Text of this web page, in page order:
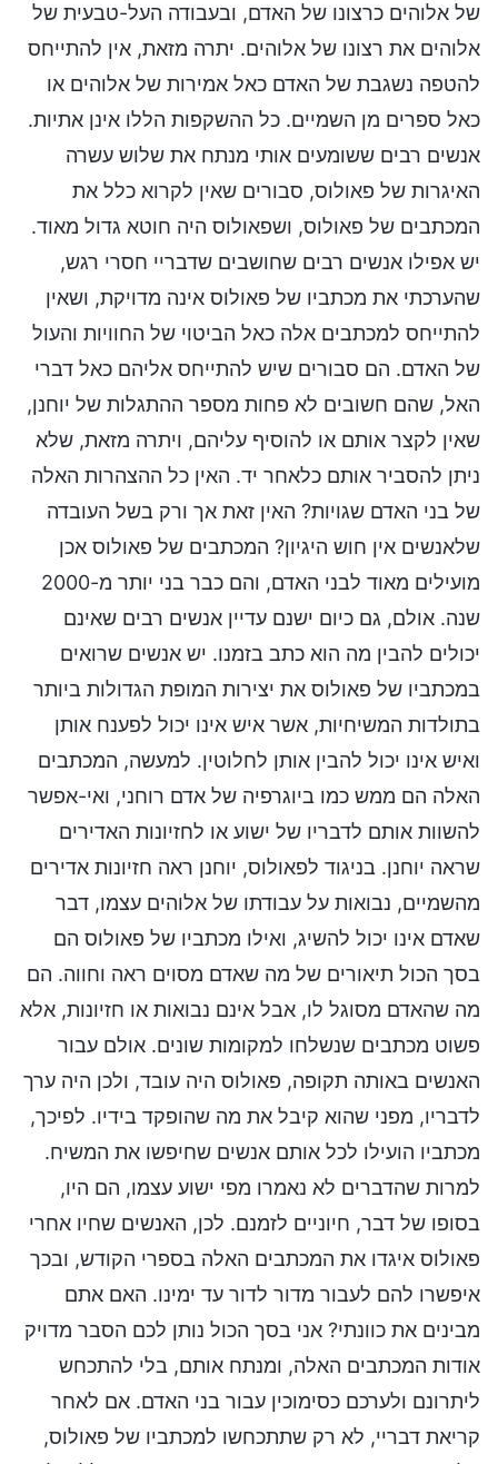
של אלוהים כרצונו של האדם, ובעבודה העל-טבעית של
אלוהים את רצונו של אלוהים. יתרה מזאת, אין להתייחס
להטפה נשגבת של האדם כאל אמירות של אלוהים או
כאל ספרים מן השמיים. כל ההשקפות הללו אינן אתיות.
אנשים רבים ששומעים אותי מנתח את שלוש עשרה
האיגרות של פאולוס, סבורים שאין לקרוא כלל את
המכתבים של פאולוס, ושפאולוס היה חוטא גדול מאוד.
יש אפילו אנשים רבים שחושבים שדבריי חסרי רגש,
שהערכתי את מכתביו של פאולוס אינה מדויקת, ושאין
להתייחס למכתבים אלה כאל הביטוי של החוויות והעול
של האדם. הם סבורים שיש להתייחס אליהם כאל דברי
האל, שהם חשובים לא פחות מספר ההתגלות של יוחנן,
שאין לקצר אותם או להוסיף עליהם, ויתרה מזאת, שלא
ניתן להסביר אותם כלאחר יד. האין כל ההצהרות האלה
של בני האדם שגויות? האין זאת אך ורק בשל העובדה
שלאנשים אין חוש היגיון? המכתבים של פאולוס אכן
מועילים מאוד לבני האדם, והם כבר בני יותר מ-2000
שנה. אולם, גם כיום ישנם עדיין אנשים רבים שאינם
יכולים להבין מה הוא כתב בזמנו. יש אנשים שרואים
במכתביו של פאולוס את יצירות המופת הגדולות ביותר
בתולדות המשיחיות, אשר איש אינו יכול לפענח אותן
ואיש אינו יכול להבין אותן לחלוטין. למעשה, המכתבים
האלה הם ממש כמו ביוגרפיה של אדם רוחני, ואי-אפשר
להשוות אותם לדבריו של ישוע או לחזיונות האדירים
שראה יוחנן. בניגוד לפאולוס, יוחנן ראה חזיונות אדירים
מהשמיים, נבואות על עבודתו של אלוהים עצמו, דבר
שאדם אינו יכול להשיג, ואילו מכתביו של פאולוס הם
בסך הכול תיאורים של מה שאדם מסוים ראה וחווה. הם
מה שהאדם מסוגל לו, אבל אינם נבואות או חזיונות, אלא
פשוט מכתבים שנשלחו למקומות שונים. אולם עבור
האנשים באותה תקופה, פאולוס היה עובד, ולכן היה ערך
לדבריו, מפני שהוא קיבל את מה שהופקד בידיו. לפיכך,
מכתביו הועילו לכל אותם אנשים שחיפשו את המשיח.
למרות שהדברים לא נאמרו מפי ישוע עצמו, הם היו,
בסופו של דבר, חיוניים לזמנם. לכן, האנשים שחיו אחרי
פאולוס איגדו את המכתבים האלה בספרי הקודש, ובכך
איפשרו להם לעבור מדור לדור עד ימינו. האם אתם
מבינים את כוונתי? אני בסך הכול נותן לכם הסבר מדויק
אודות המכתבים האלה, ומנתח אותם, בלי להתכחש
ליתרונם ולערכם כסימוכין עבור בני האדם. אם לאחר
קריאת דבריי, לא רק שתתכחשו למכתביו של פאולוס,